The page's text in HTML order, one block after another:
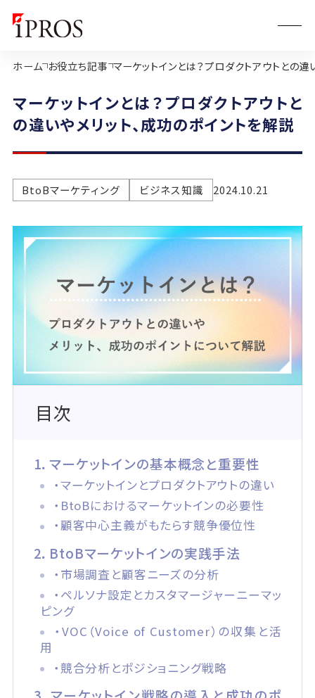
ホーム お役立ち記事 マーケットインとは？プロダクトアウトとの違
マーケットインとは？プロダクトアウトと
の違いやメリット、成功のポイントを解説
BtoBマーケティング ビジネス知識 2024.10.21
目次
1．マーケットインの基本概念と重要性
・マーケットインとプロダクトアウトの違い
・BtoBにおけるマーケットインの必要性
・顧客中心主義がもたらす競争優位性
2．BtoBマーケットインの実践手法
・市場調査と顧客ニーズの分析
・ペルソナ設定とカスタマージャーニーマッ
ピング
・VOC（Voice of Customer）の収集と活
用
・競合分析とポジショニング戦略